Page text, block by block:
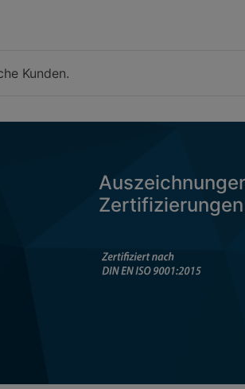
Kunden.
Zertifizierungen